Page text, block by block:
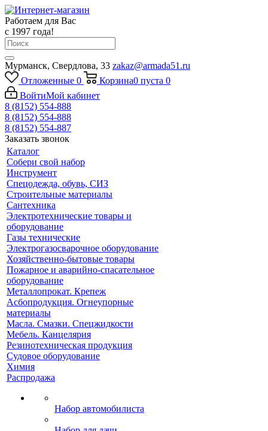
Работаем для Вас
с 1997 года!
Мурманск, Свердлова, 33 zakaz@armada51.ru
Отложенные 0 Корзина0 пуста 0
ВойтиМой кабинет
8 (8152) 554-888
8 (8152) 554-888
8 (8152) 554-887
Заказать звонок
Каталог
Собери свой набор
Инструмент
Спецодежда, обувь, СИЗ
Строительные материалы
Сантехника
Электротехнические товары и
оборудование
Газы технические
Электрогазосварочное оборудование
Хозяйственно-бытовые товары
Пожарное и аварийно-спасательное
оборудование
Металлопрокат. Крепеж
Асбопродукция. Огнеупорные
материалы
Масла. Смазки. Спецжидкости
Мебель. Канцелярия
Резинотехническая продукция
Судовое оборудование
Химия
Распродажа
Набор автомобилиста